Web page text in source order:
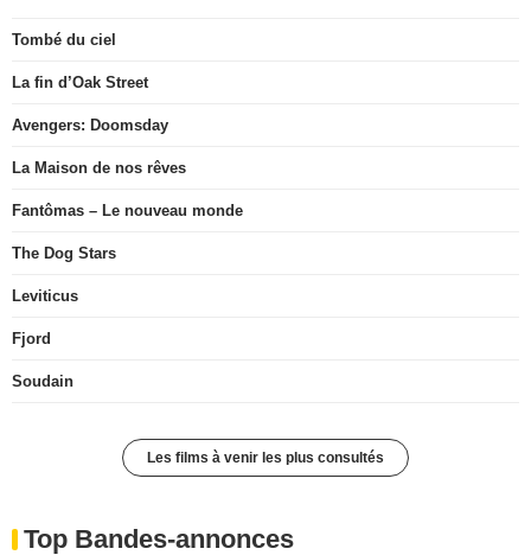
Tombé du ciel
La fin d’Oak Street
Avengers: Doomsday
La Maison de nos rêves
Fantômas – Le nouveau monde
The Dog Stars
Leviticus
Fjord
Soudain
Les films à venir les plus consultés
Top Bandes-annonces